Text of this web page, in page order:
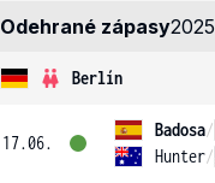
Odehrané zápasy2025
Berlín
17.06.
Badosa/
Hunter/